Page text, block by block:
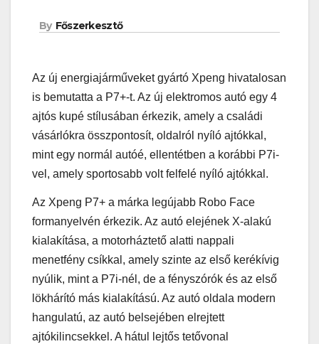
By Főszerkesztő
Az új energiajárműveket gyártó Xpeng hivatalosan
is bemutatta a P7+-t. Az új elektromos autó egy 4
ajtós kupé stílusában érkezik, amely a családi
vásárlókra összpontosít, oldalról nyíló ajtókkal,
mint egy normál autóé, ellentétben a korábbi P7i-
vel, amely sportosabb volt felfelé nyíló ajtókkal.
Az Xpeng P7+ a márka legújabb Robo Face
formanyelvén érkezik. Az autó elejének X-alakú
kialakítása, a motorháztető alatti nappali
menetfény csíkkal, amely szinte az első kerékívig
nyúlik, mint a P7i-nél, de a fényszórók és az első
lökhárító más kialakítású. Az autó oldala modern
hangulatú, az autó belsejében elrejtett
ajtókilincsekkel. A hátul lejtős tetővonal